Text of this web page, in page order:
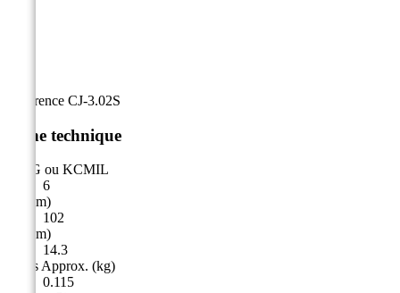
Référence CJ-3.02S
Fiche technique
AWG ou KCMIL
6
A (mm)
102
B (mm)
14.3
Poids Approx. (kg)
0.115